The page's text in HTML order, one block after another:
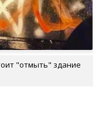
"отмыть" здание